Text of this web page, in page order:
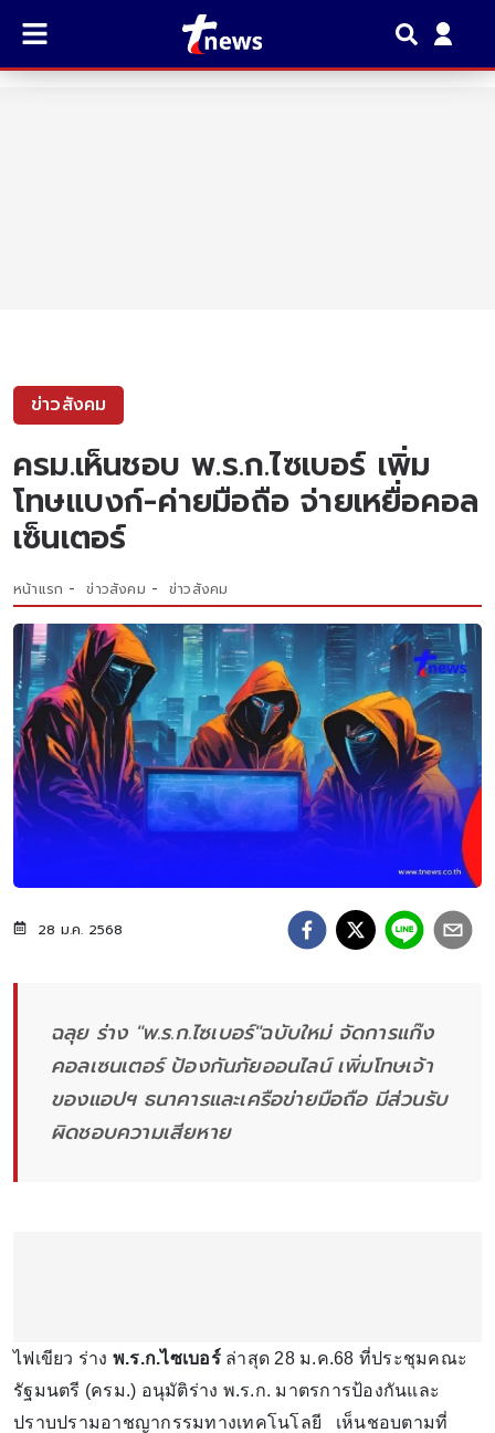
ข่าวสังคม
ครม.เห็นชอบ พ.ร.ก.ไซเบอร์ เพิ่ม
โทษแบงก์-ค่ายมือถือ จ่ายเหยื่อคอล
เซ็นเตอร์
หน้าแรก ข่าวสังคม ข่าวสังคม
28 ม.ค. 2568
ฉลุย ร่าง​ "พ.ร.ก.ไซเบอร์"ฉบับใหม่ จัดการแก๊ง
คอลเซนเตอร์ ป้องกันภัยออนไลน์ เพิ่มโทษเจ้า
ของแอปฯ ธนาคารและเครือข่ายมือถือ มีส่วนรับ
ผิดชอบความเสียหาย
ไฟเขียว ร่าง พ.ร.ก.ไซเบอร์ ล่าสุด 28 ม.ค.68 ที่ประชุมคณะ
รัฐมนตรี (ครม.) อนุมัติร่าง พ.ร.ก. มาตรการป้องกันและ
ปราบปรามอาชญากรรมทางเทคโนโลยี เห็นชอบตามที่